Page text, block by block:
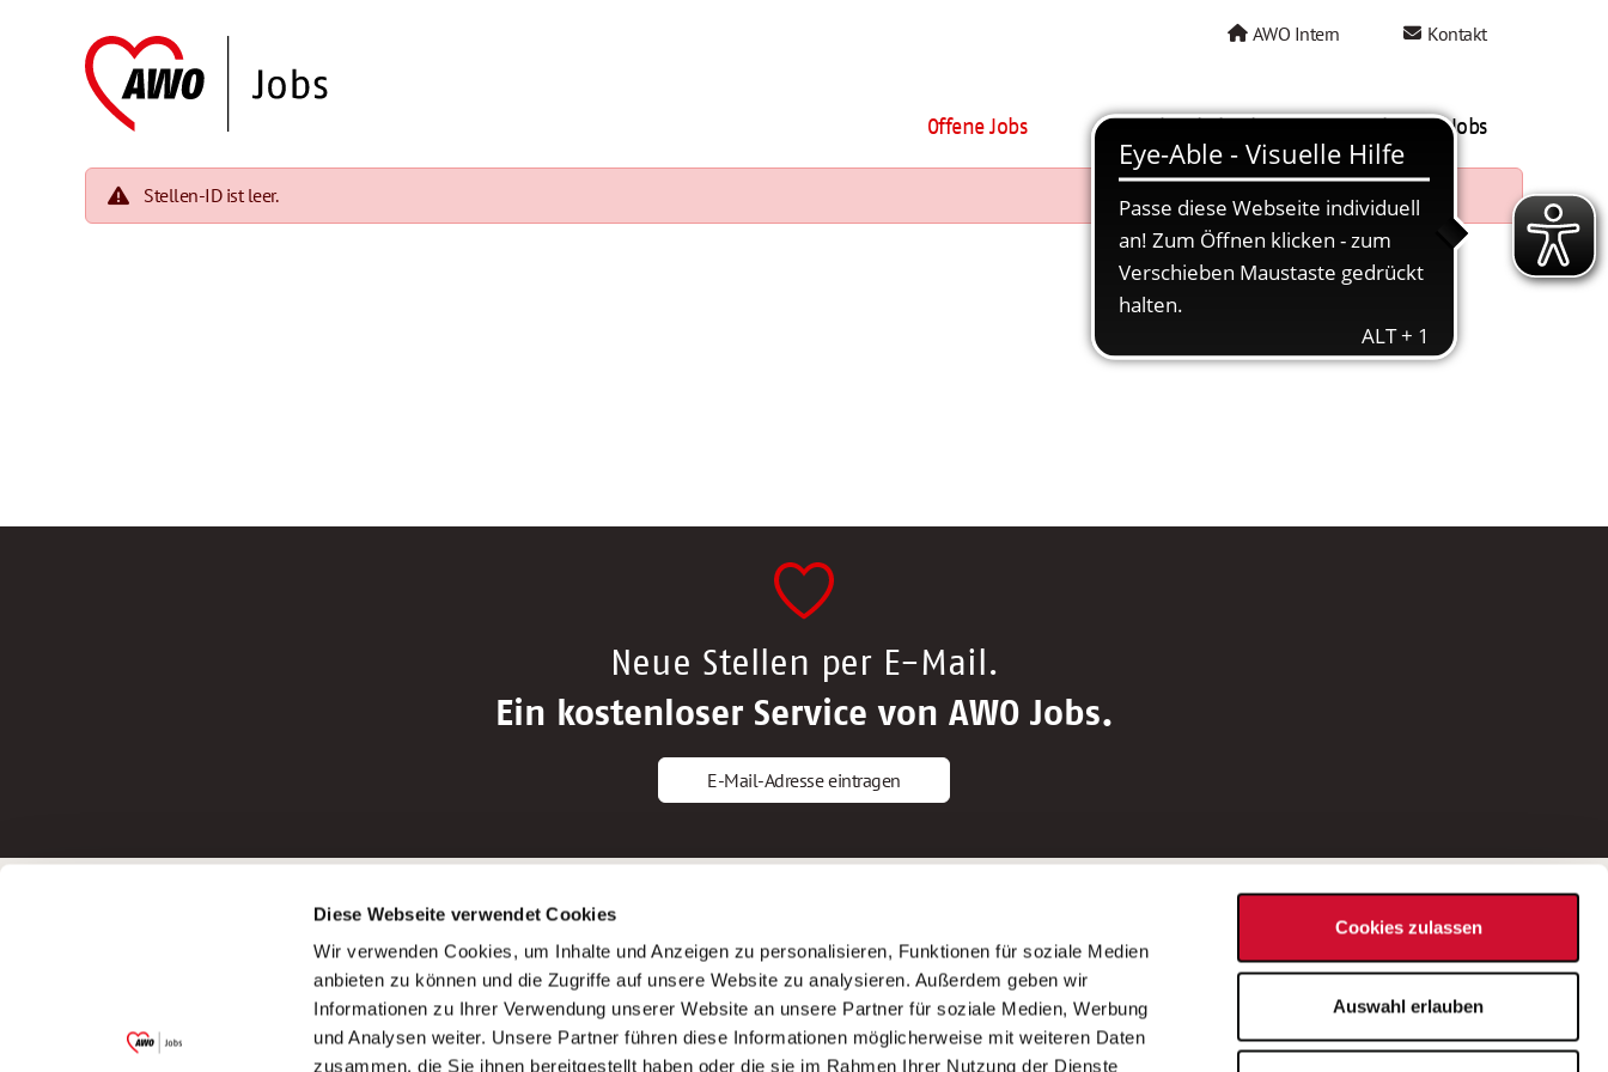
Diese Webseite verwendet Cookies
Wir verwenden Cookies, um Inhalte und Anzeigen zu personalisieren, Funktionen für soziale Medien
anbieten zu können und die Zugriffe auf unsere Website zu analysieren. Außerdem geben wir
Informationen zu Ihrer Verwendung unserer Website an unsere Partner für soziale Medien, Werbung
und Analysen weiter. Unsere Partner führen diese Informationen möglicherweise mit weiteren Daten
zusammen, die Sie ihnen bereitgestellt haben oder die sie im Rahmen Ihrer Nutzung der Dienste
Cookies zulassen
Auswahl erlauben
AWO Intern Kontakt
Offene Jobs AWO als Arbeitgeber Mein AWO Jobs
Stellen-ID ist leer.
Neue Stellen per E-Mail.
Ein kostenloser Service von AWO Jobs.
E-Mail-Adresse eintragen
Garitz Bewirtschaftungsbetriebe GmbH
(Ein Tochterunternehmen des AWO
Bezirksverbandes Unterfranken e.V.)
Bewerbungstipps
Bewerbung als Altenpfleger*in
Bewerbung als Krankenpfleger*in
Bewerbung als Altenpflegehelfer*in
Bewerbung als Erzieher*in
AWO Gliederungen nach Bundesland
Stellenangebote nach Bundesländern
Sitemap
Impressum
Datenschutz
Bei Fragen zu einer Stellenausschreibung
wenden Sie sich bitte an die*den in der
Stellenausschreibung genannte*n